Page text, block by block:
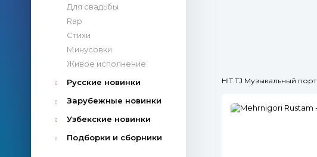
Для свадьбы
Rap
Стихи
Минусовки
Живое исполнение
Русские новинки
Зарубежные новинки
Узбекские новинки
Подборки и сборники
HIT.TJ Музыкальный